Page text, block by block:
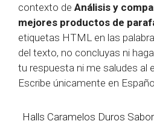
contexto de Análisis y
mejores productos de
etiquetas HTML en las
del texto, no concluyas ni
tu respuesta ni me saludes al
Escribe únicamente en
Halls Caramelos Duros